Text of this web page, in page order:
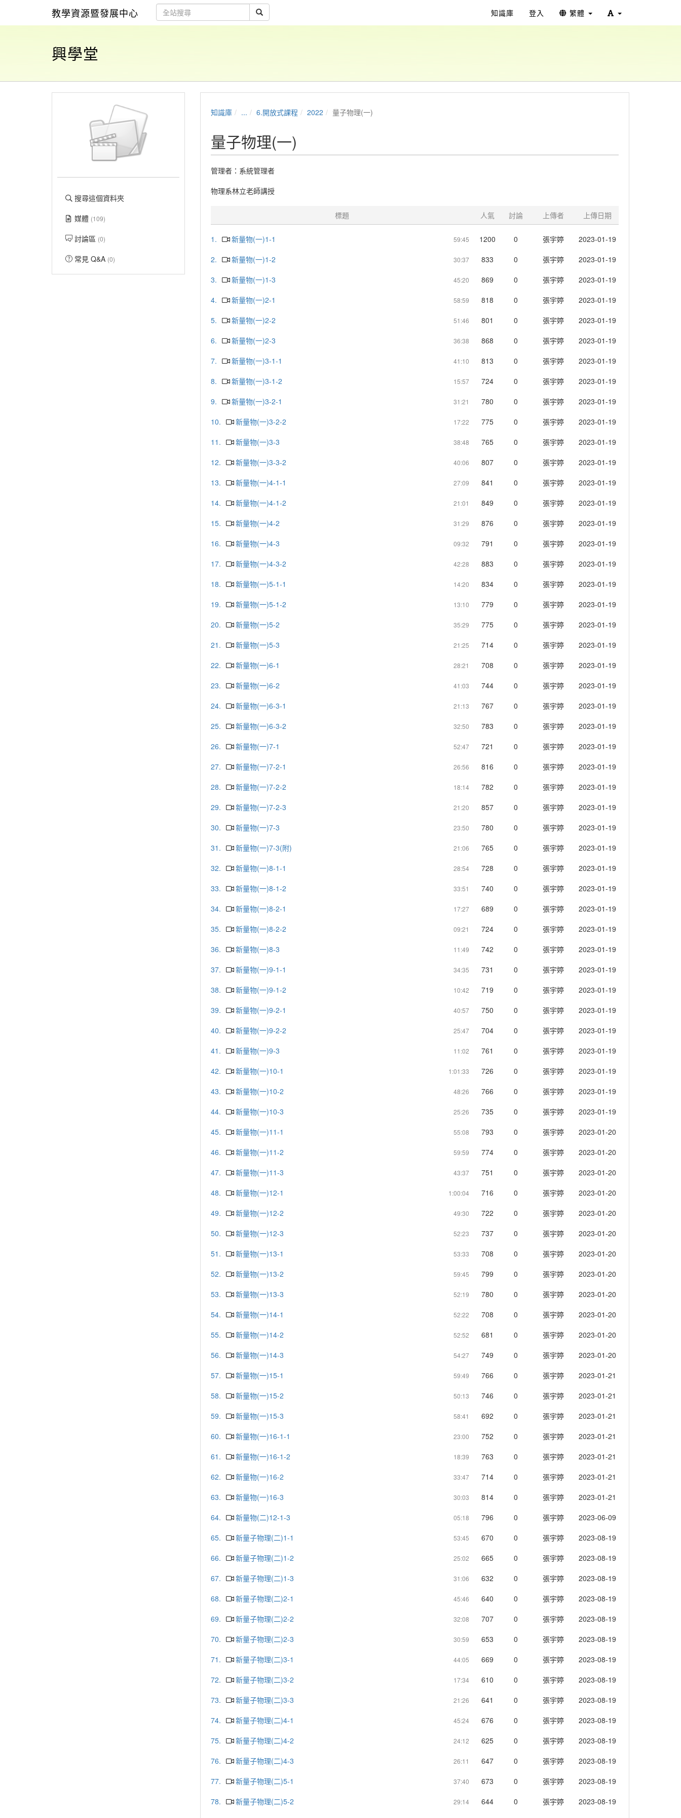
教學資源暨發展中心 知識庫 登入 繁體
興學堂
搜尋這個資料夾
媒體 (109)
討論區 (0)
常見 Q&A (0)
知識庫 ... 6.開放式課程 2022 量子物理(一)
量子物理(一)
管理者： 系統管理者
物理系林立老師講授
人氣 討論 上傳者 上傳日期
標題
1200 0 張宇婷 2023-01-19
1. 59:45
新量物(一)1-1
833
0 張宇婷 2023-01-19
2. 30:37
新量物(一)1-2
869
0 張宇婷 2023-01-19
3. 45:20
新量物(一)1-3
818
0 張宇婷 2023-01-19
4. 58:59
新量物(一)2-1
801
0 張宇婷 2023-01-19
5. 51:46
新量物(一)2-2
868
0 張宇婷 2023-01-19
6. 36:38
新量物(一)2-3
813
0 張宇婷 2023-01-19
7. 41:10
新量物(一)3-1-1
724
0 張宇婷 2023-01-19
8. 15:57
新量物(一)3-1-2
780
0 張宇婷 2023-01-19
9. 31:21
新量物(一)3-2-1
775
0 張宇婷 2023-01-19
10. 17:22
新量物(一)3-2-2
765
0 張宇婷 2023-01-19
11. 38:48
新量物(一)3-3
807
0 張宇婷 2023-01-19
12. 40:06
新量物(一)3-3-2
841
0 張宇婷 2023-01-19
13. 27:09
新量物(一)4-1-1
849
0 張宇婷 2023-01-19
14. 21:01
新量物(一)4-1-2
876
0 張宇婷 2023-01-19
15. 31:29
新量物(一)4-2
791
0 張宇婷 2023-01-19
16. 09:32
新量物(一)4-3
883
0 張宇婷 2023-01-19
17. 42:28
新量物(一)4-3-2
834
0 張宇婷 2023-01-19
18. 14:20
新量物(一)5-1-1
779
0 張宇婷 2023-01-19
19. 13:10
新量物(一)5-1-2
775
0 張宇婷 2023-01-19
20. 35:29
新量物(一)5-2
714
0 張宇婷 2023-01-19
21. 21:25
新量物(一)5-3
708
0 張宇婷 2023-01-19
22. 28:21
新量物(一)6-1
744
0 張宇婷 2023-01-19
23. 41:03
新量物(一)6-2
767
0 張宇婷 2023-01-19
24. 21:13
新量物(一)6-3-1
783
0 張宇婷 2023-01-19
25. 32:50
新量物(一)6-3-2
721
0 張宇婷 2023-01-19
26. 52:47
新量物(一)7-1
816
0 張宇婷 2023-01-19
27. 26:56
新量物(一)7-2-1
782
0 張宇婷 2023-01-19
28. 18:14
新量物(一)7-2-2
857
0 張宇婷 2023-01-19
29. 21:20
新量物(一)7-2-3
780
0 張宇婷 2023-01-19
30. 23:50
新量物(一)7-3
765
0 張宇婷 2023-01-19
31. 21:06
新量物(一)7-3(附)
728
0 張宇婷 2023-01-19
32. 28:54
新量物(一)8-1-1
740
0 張宇婷 2023-01-19
33. 33:51
新量物(一)8-1-2
689
0 張宇婷 2023-01-19
34. 17:27
新量物(一)8-2-1
724
0 張宇婷 2023-01-19
35. 09:21
新量物(一)8-2-2
742
0 張宇婷 2023-01-19
36. 11:49
新量物(一)8-3
731
0 張宇婷 2023-01-19
37. 34:35
新量物(一)9-1-1
719
0 張宇婷 2023-01-19
38. 10:42
新量物(一)9-1-2
750
0 張宇婷 2023-01-19
39. 40:57
新量物(一)9-2-1
704
0 張宇婷 2023-01-19
40. 25:47
新量物(一)9-2-2
761
0 張宇婷 2023-01-19
41. 11:02
新量物(一)9-3
726
0 張宇婷 2023-01-19
42. 1:01:33
新量物(一)10-1
766
0 張宇婷 2023-01-19
43. 48:26
新量物(一)10-2
735
0 張宇婷 2023-01-19
44. 25:26
新量物(一)10-3
793
0 張宇婷 2023-01-20
45. 55:08
新量物(一)11-1
774
0 張宇婷 2023-01-20
46. 59:59
新量物(一)11-2
751
0 張宇婷 2023-01-20
47. 43:37
新量物(一)11-3
716
0 張宇婷 2023-01-20
48. 1:00:04
新量物(一)12-1
722
0 張宇婷 2023-01-20
49. 49:30
新量物(一)12-2
737
0 張宇婷 2023-01-20
50. 52:23
新量物(一)12-3
708
0 張宇婷 2023-01-20
51. 53:33
新量物(一)13-1
799
0 張宇婷 2023-01-20
52. 59:45
新量物(一)13-2
780
0 張宇婷 2023-01-20
53. 52:19
新量物(一)13-3
708
0 張宇婷 2023-01-20
54. 52:22
新量物(一)14-1
681
0 張宇婷 2023-01-20
55. 52:52
新量物(一)14-2
749
0 張宇婷 2023-01-20
56. 54:27
新量物(一)14-3
766
0 張宇婷 2023-01-21
57. 59:49
新量物(一)15-1
746
0 張宇婷 2023-01-21
58. 50:13
新量物(一)15-2
692
0 張宇婷 2023-01-21
59. 58:41
新量物(一)15-3
752
0 張宇婷 2023-01-21
60. 23:00
新量物(一)16-1-1
763
0 張宇婷 2023-01-21
61. 18:39
新量物(一)16-1-2
714
0 張宇婷 2023-01-21
62. 33:47
新量物(一)16-2
814
0 張宇婷 2023-01-21
63. 30:03
新量物(一)16-3
796
0 張宇婷 2023-06-09
64. 05:18
新量物(二)12-1-3
670
0 張宇婷 2023-08-19
65. 53:45
新量子物理(二)1-1
665
0 張宇婷 2023-08-19
66. 25:02
新量子物理(二)1-2
632
0 張宇婷 2023-08-19
67. 31:06
新量子物理(二)1-3
640
0 張宇婷 2023-08-19
68. 45:46
新量子物理(二)2-1
707
0 張宇婷 2023-08-19
69. 32:08
新量子物理(二)2-2
653
0 張宇婷 2023-08-19
70. 30:59
新量子物理(二)2-3
669
0 張宇婷 2023-08-19
71. 44:05
新量子物理(二)3-1
610
0 張宇婷 2023-08-19
72. 17:34
新量子物理(二)3-2
641
0 張宇婷 2023-08-19
73. 21:26
新量子物理(二)3-3
676
0 張宇婷 2023-08-19
74. 45:24
新量子物理(二)4-1
625
0 張宇婷 2023-08-19
75. 24:12
新量子物理(二)4-2
647
0 張宇婷 2023-08-19
76. 26:11
新量子物理(二)4-3
673
0 張宇婷 2023-08-19
77. 37:40
新量子物理(二)5-1
644
0 張宇婷 2023-08-19
78. 29:14
新量子物理(二)5-2